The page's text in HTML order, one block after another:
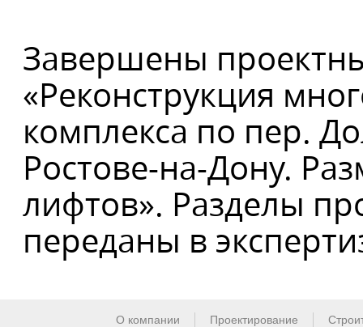
Завершены
«Реконструкция
комплекса по пер.
Ростове-на-Дону.
лифтов». Разделы
переданы в
О компании Проектирование